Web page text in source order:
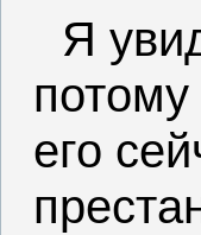
Я
его